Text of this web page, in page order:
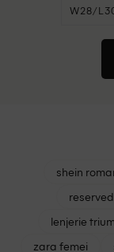
W28/
shein
reserved
lenjerie
zara femei